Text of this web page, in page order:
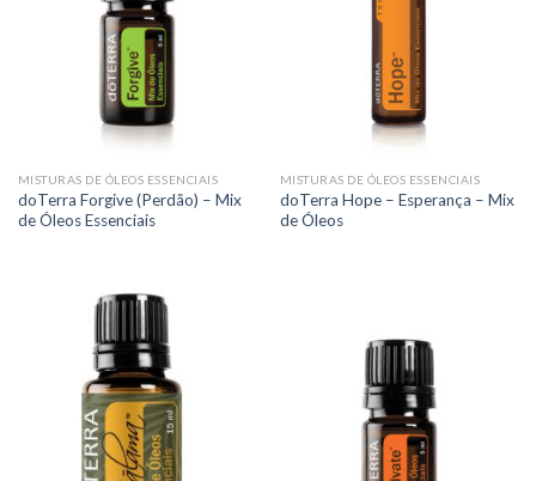
MISTURAS DE ÓLEOS ESSENCIAIS
doTerra Forgive (Perdão) – Mix
de Óleos Essenciais
MISTURAS DE ÓLEOS ESSENCIAIS
doTerra Hope – Esperança – Mix
de Óleos